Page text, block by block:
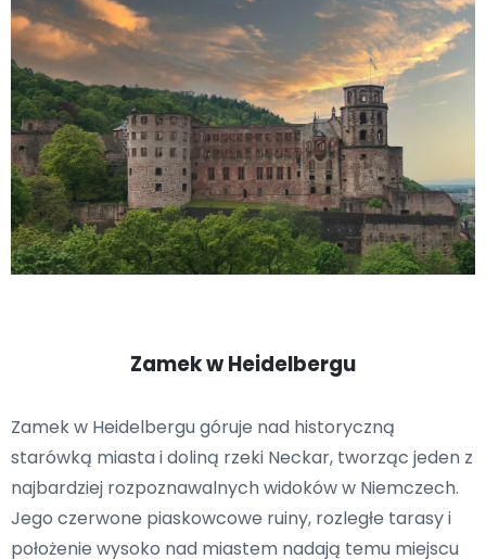
Zamek w Heidelbergu
Zamek w Heidelbergu góruje nad historyczną
starówką miasta i doliną rzeki Neckar, tworząc jeden z
najbardziej rozpoznawalnych widoków w Niemczech.
Jego czerwone piaskowcowe ruiny, rozległe tarasy i
położenie wysoko nad miastem nadają temu miejscu